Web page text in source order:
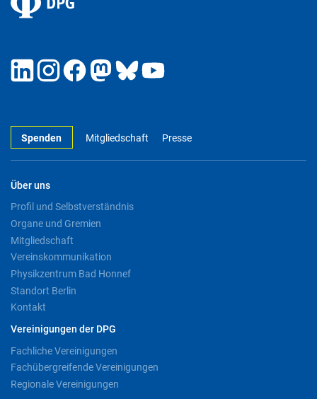
Spenden Mitgliedschaft Presse
Über uns
Profil und Selbstverständnis
Organe und Gremien
Mitgliedschaft
Vereinskommunikation
Physikzentrum Bad Honnef
Standort Berlin
Kontakt
Vereinigungen der DPG
Fachliche Vereinigungen
Fachübergreifende Vereinigungen
Regionale Vereinigungen